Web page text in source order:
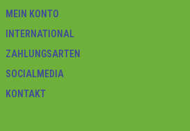
MEIN KONTO
INTERNATIONAL
ZAHLUNGSARTEN
SOCIALMEDIA
KONTAKT